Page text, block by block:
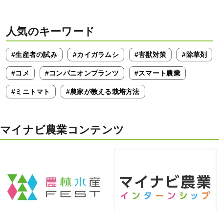
人気のキーワード
#生産者の試み #カイガラムシ #害獣対策 #除草剤
#コメ #コンパニオンプランツ #スマート農業
#ミニトマト #農家が教える栽培方法
マイナビ農業コンテンツ